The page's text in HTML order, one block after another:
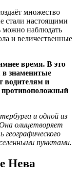
множество
стали настоящими
можно наблюдать
и величественные
время. В это
в знаменитые
водителям и
противоположный
и одной из
олицетворяет
пунктами.
Нева